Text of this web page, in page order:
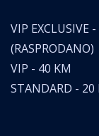
VIP EXCLUSIVE
(RASPRODANO)
VIP - 40 KM
STANDARD - 20